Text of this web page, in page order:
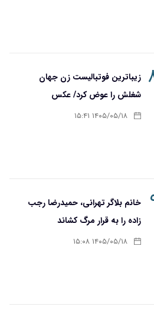
زیباترین فوتبالیست زن جهان
شغلش را عوض کرد/ عکس
۱۴۰۵/۰۵/۱۸ ۱۵:۴۱
خانم بلاگر تهرانی، حمیدرضا رجب
زاده را به قرار مرگ کشاند
۱۴۰۵/۰۵/۱۸ ۱۵:۰۸